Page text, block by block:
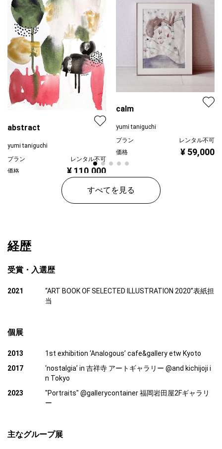
abstract
yumi taniguchi
プラン
レンタル不可
価格
¥ 110,000
calm
yumi taniguchi
プラン
レンタル不可
価格
¥ 59,000
すべてを見る
経歴
受賞・入選歴
2021
“ART BOOK OF SELECTED ILLUSTRATION 2020”表紙担
当
個展
2013
1st exhibition ‘Analogous’ cafe&gallery etw Kyoto
2017
‘nostalgia’ in 吉祥寺 アートギャラリー @and kichijoji i
n Tokyo
2023
"Portraits" @gallerycontainer 福岡岩田屋2Fギャラリ
ー
主なグループ展